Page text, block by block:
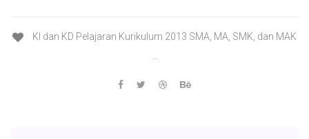
KI dan KD Pelajaran Kurikulum 2013 SMA, MA, SMK, dan MAK